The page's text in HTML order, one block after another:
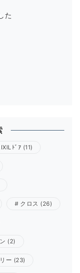
た
ﾄﾞｱ (11)
クロス (26)
(2)
ー (23)